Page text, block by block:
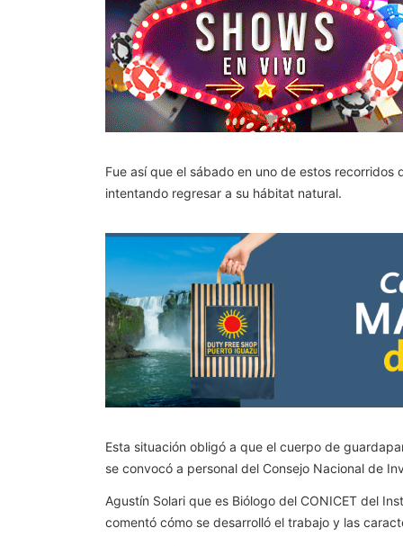
Fue así que el sábado en uno de estos
intentando regresar a su hábitat natural.
Esta situación obligó a que el cuerpo de
se convocó a personal del Consejo Nacional de
Agustín Solari que es Biólogo del CONICET del
comentó cómo se desarrolló el trabajo y las